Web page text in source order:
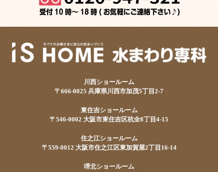
川西ショールーム
〒666-0025 兵庫県川西市加茂5丁目2-7
東住吉ショールーム
〒546-0002 大阪市東住吉区杭全8丁目4-15
住之江ショールーム
〒559-0012 大阪市住之江区東加賀屋2丁目16-14
堺北ショールーム